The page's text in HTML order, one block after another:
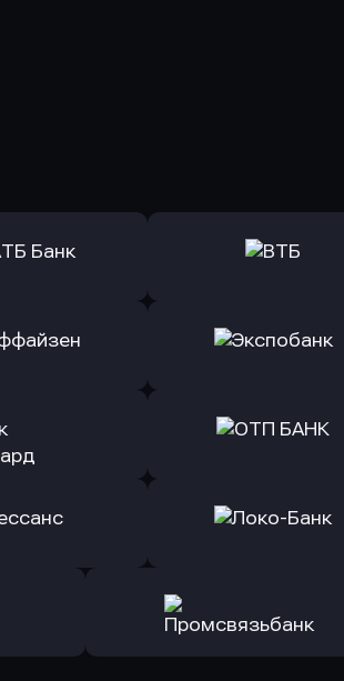
заявку
Банк
Оправить заявку
заявку
Банк
Оправить заявку
заявку
Авангард
Оправить заявку
заявку
в Локо-Банк